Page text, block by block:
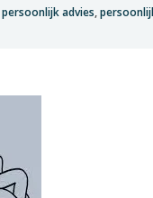
persoonlijk advies,